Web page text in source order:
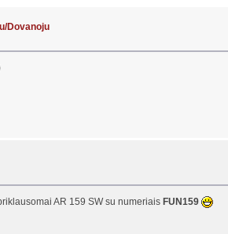
Dovanoju
AR 159 SW su numeriais FUN159